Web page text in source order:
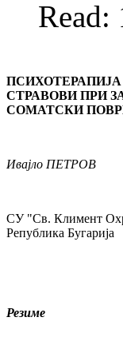
Read:
СТРАВОВИ ПРИ
СОМАТСКИ
Ивајло ПЕТРОВ
СУ "Св. Климент
Република Бугарија
Резиме